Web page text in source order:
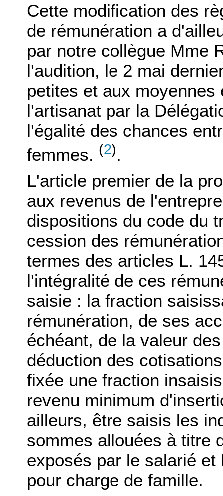
Cette modification des
de rémunération a
par notre collègue Mme
l'audition, le 2 mai
petites et aux
l'artisanat par la
l'égalité des chances
femmes. (2).
L'article premier de la
aux revenus de
dispositions du code du
cession des
termes des articles L.
l'intégralité de ces
saisie : la fraction
rémunération, de ses
échéant, de la valeur
déduction des
fixée une fraction
revenu minimum
ailleurs, être saisis les
sommes allouées à titre
exposés par le salarié
pour charge de famille.